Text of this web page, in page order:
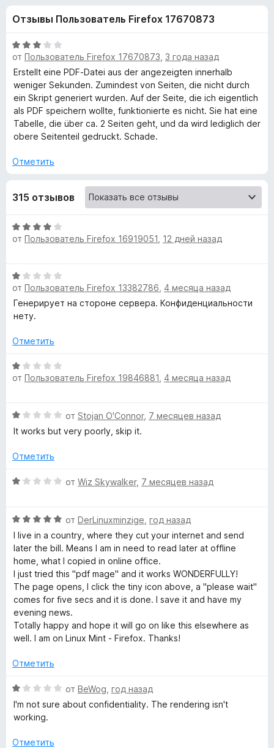
е
а
F
i
r
e
f
o
а
«
P
D
F
g
e
»
3
з
5
Отзывы Пользователь Firefox 17670873
О
ц
е
н
е
н
о
н
3
5
от Пользователь Firefox 17670873 3 года назад
Erstellt eine PDF-Datei aus der angezeigten innerhalb
weniger Sekunden. Zumindest von Seiten, die nicht durch
ein Skript generiert wurden. Auf der Seite, die ich eigentlich
als PDF speichern wollte, funktionierte es nicht. Sie hat eine
Tabelle, die über ca. 2 Seiten geht, und da wird lediglich der
obere Seitenteil gedruckt. Schade.
Отметить
315 отзывов
О
ц
е
н
о
н
4
з
5
от Пользователь Firefox 16919051 12 дней назад
О
ц
е
н
н
н
а
з
5
от Пользователь Firefox 13382786 4 месяца назад
Генерирует на стороне сервера. Конфиденциальности
нету.
Отметить
О
ц
е
н
н
1
5
от Пользователь Firefox 19846881 4 месяца назад
О
ц
н
н
а
1
и
з
5
от Stojan O'Connor, 7 месяцев назад
It works but very poorly, skip it.
Отметить
О
н
е
н
о
н
а
1
и
з
5
от Wiz Skywalker, 7 месяцев назад
О
ц
е
н
е
н
о
н
а
5
з
от DerLinuxminzige год назад
I live in a country, where they cut your internet and send
later the bill. Means I am in need to read later at offline
home, what I copied in online office.
I just tried this "pdf mage" and it works WONDERFULLY!
The page opens, I click the tiny icon above, a "please wait"
comes for five secs and it is done. I save it and have my
evening news.
Totally happy and hope it will go on like this elsewhere as
well. I am on Linux Mint - Firefox. Thanks!
Отметить
О
ц
е
е
от BeWog год назад
I'm not sure about confidentiality. The rendering isn't
working.
Отметить